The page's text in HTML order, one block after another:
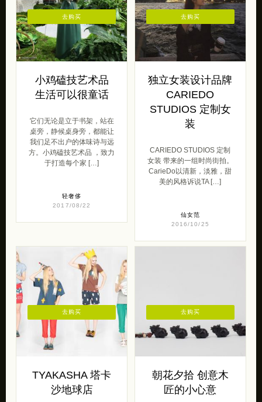
小鸡磕技艺术品
生活可以很童话
它们无论是立于书架，站在
桌旁，静候桌身旁，都能让
我们足不出户的体味诗与远
方。小鸡磕技艺术品 ，致力
于打造每个家 […]
轻奢侈
2017/08/22
去购买
独立女装设计品牌
CARIEDO
STUDIOS 定制女
装
CARIEDO STUDIOS 定制
女装 带来的一组时尚街拍。
CarieDo以清新，淡雅，甜
美的风格诉说TA […]
仙女范
2016/10/25
去购买
TYAKASHA 塔卡
沙地球店
去购买
朝花夕拾 创意木
匠的小心意
去购买